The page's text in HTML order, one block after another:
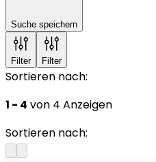
Suche speichern
Filter Filter
Sortieren nach:
1 - 4 von 4 Anzeigen
Sortieren nach: